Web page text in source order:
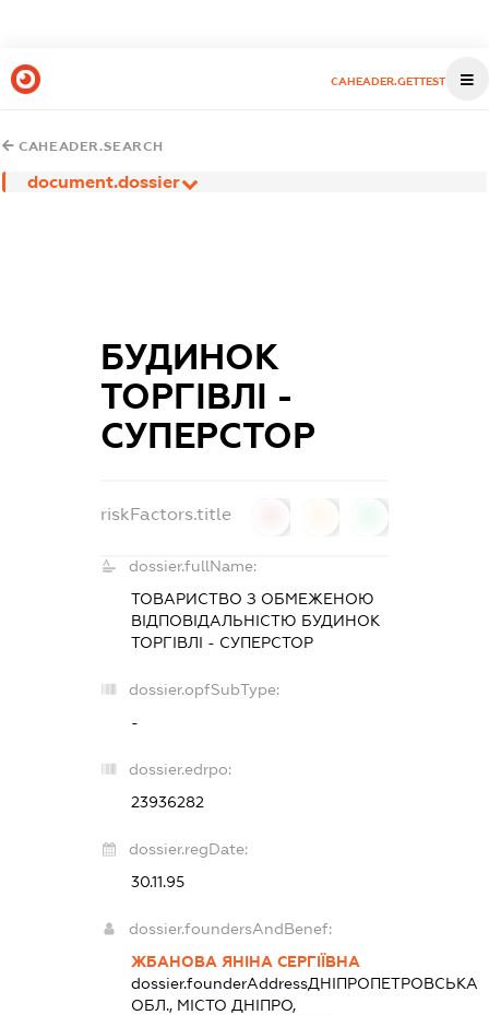
CAHEADER.GETTEST
CAHEADER.SEARCH
document.dossier
БУДИНОК
ТОРГІВЛІ -
СУПЕРСТОР
riskFactors.title
dossier.fullName:
ТОВАРИСТВО З ОБМЕЖЕНОЮ
ВІДПОВІДАЛЬНІСТЮ БУДИНОК
ТОРГІВЛІ - СУПЕРСТОР
dossier.opfSubType:
-
dossier.edrpo:
23936282
dossier.regDate:
30.11.95
dossier.foundersAndBenef:
ЖБАНОВА ЯНІНА СЕРГІЇВНА
dossier.founderAddressДНІПРОПЕТРОВСЬКА
ОБЛ., МІСТО ДНІПРО,